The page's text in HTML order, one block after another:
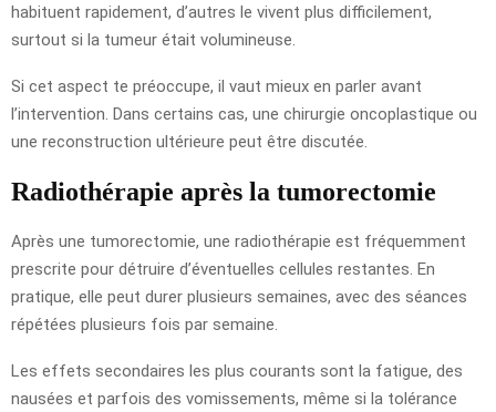
habituent rapidement, d’autres le vivent plus difficilement,
surtout si la tumeur était volumineuse.
Si cet aspect te préoccupe, il vaut mieux en parler avant
l’intervention. Dans certains cas, une chirurgie oncoplastique ou
une reconstruction ultérieure peut être discutée.
Radiothérapie après la tumorectomie
Après une tumorectomie, une radiothérapie est fréquemment
prescrite pour détruire d’éventuelles cellules restantes. En
pratique, elle peut durer plusieurs semaines, avec des séances
répétées plusieurs fois par semaine.
Les effets secondaires les plus courants sont la fatigue, des
nausées et parfois des vomissements, même si la tolérance